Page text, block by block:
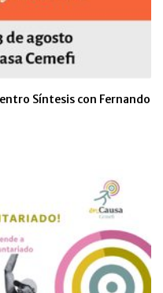
Síntesis con Fernando